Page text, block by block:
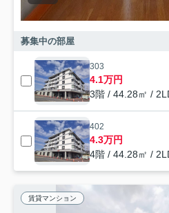
募集中の部屋
303
4.1万円
3階 / 44.28㎡ /
402
4.3万円
4階 / 44.28㎡ /
賃貸マンション